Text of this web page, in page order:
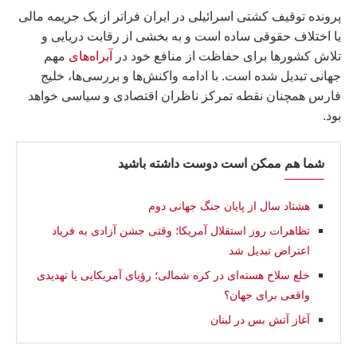
پرونده توقیف کشتی اسرائیلی در ایران فراتر از یک جریمه مالی
یا اختلاف حقوقی ساده است و به بخشی از رقابت دریایی و
تلاش کشورها برای حفاظت از منافع خود در
آبراه‌های مهم
جهانی تبدیل شده است. با ادامه واکنش‌ها و بررسی‌ها، خلیج
فارس همچنان نقطه تمرکز ناظران اقتصادی و سیاسی خواهد
بود.
شما هم ممکن است دوست داشته باشید
هشتاد سال از پایان جنگ جهانی دوم
تظاهرات روز استقلال آمریکا؛ وقتی جشن آزادی به فریاد
اعتراض تبدیل شد
خلع سلاح هسته‌ای در کره شمالی؛ رؤیای آمریکایی یا تهدیدی
واقعی برای جهان؟
آغاز آتش‌ بس در لبنان